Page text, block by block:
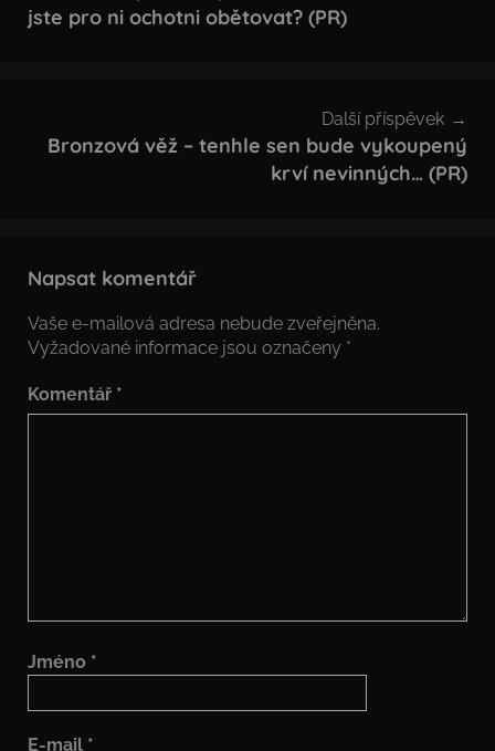
příspěvek
jste pro ni ochotni obětovat? (PR)
Další příspěvek
Bronzová věž – tenhle sen bude vykoupený
krví nevinných… (PR)
Napsat komentář
Vaše e-mailová adresa nebude zveřejněna.
Vyžadované informace jsou označeny *
Komentář *
Jméno *
E-mail *